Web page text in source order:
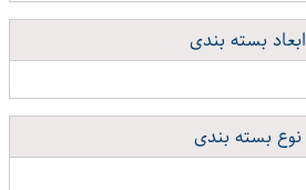
ابعاد بسته بندی
نوع بسته بندی